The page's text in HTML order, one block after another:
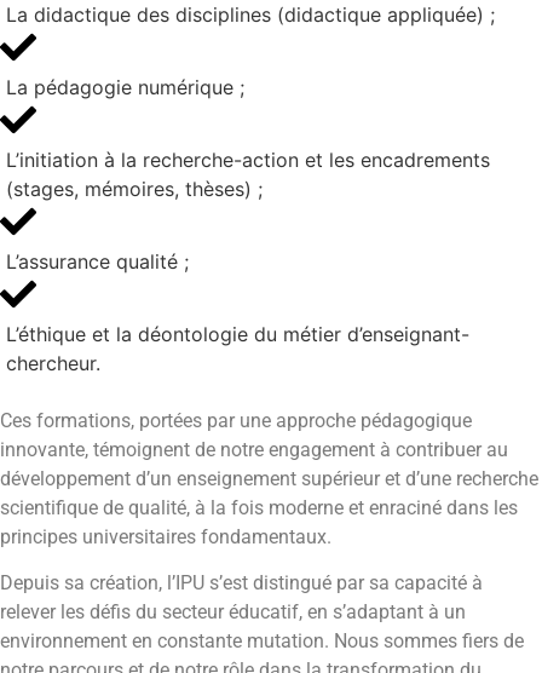
La didactique des disciplines (didactique appliquée) ;
La pédagogie numérique ;
L’initiation à la recherche-action et les encadrements
(stages, mémoires, thèses) ;
L’assurance qualité ;
L’éthique et la déontologie du métier d’enseignant-
chercheur.
Ces formations, portées par une approche pédagogique
innovante, témoignent de notre engagement à contribuer au
développement d’un enseignement supérieur et d’une recherche
scientifique de qualité, à la fois moderne et enraciné dans les
principes universitaires fondamentaux.
Depuis sa création, l’IPU s’est distingué par sa capacité à
relever les défis du secteur éducatif, en s’adaptant à un
environnement en constante mutation. Nous sommes fiers de